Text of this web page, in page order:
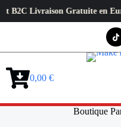
Gratuite en Europe ✦
Panier0,00 €
Boutique